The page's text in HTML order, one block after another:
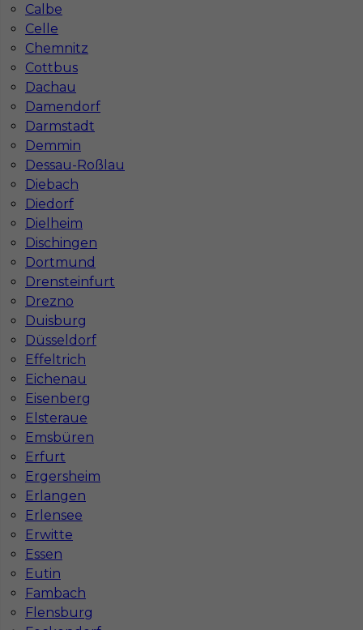
Calbe
Celle
Chemnitz
Cottbus
Dachau
Damendorf
Darmstadt
Demmin
Dessau-Roßlau
Diebach
Diedorf
Dielheim
Dischingen
Dortmund
Drensteinfurt
Drezno
Duisburg
Düsseldorf
Effeltrich
Eichenau
Eisenberg
Elsteraue
Emsbüren
Erfurt
Ergersheim
Erlangen
Erlensee
Erwitte
Essen
Eutin
Fambach
Flensburg
Praca Augsburg
Praca Hamburg
Praca Berlin
Praca Hannover
Praca Dortmund
Praca Magdeburg
InServ © 2014 – 2026 | Wszelkie prawa zastrzeżone
Witryna korzysta z ciasteczek
Ta witryna używa ciasteczek (cookies) do
personalizacji treści i reklam, oferowania funkcji
społecznościowych oraz analizy naszego ruchu